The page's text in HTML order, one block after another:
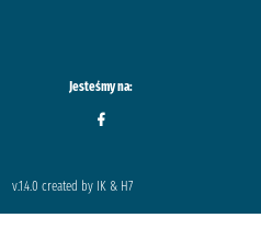
Jesteśmy na:
v.1.4.0 created by IK & H7